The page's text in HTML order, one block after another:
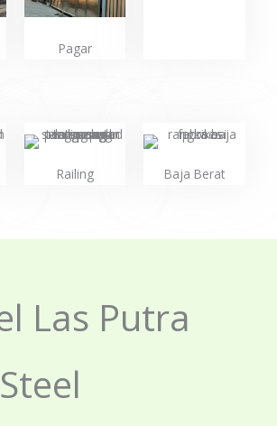
Pagar
Railing Baja Berat
Las Putra